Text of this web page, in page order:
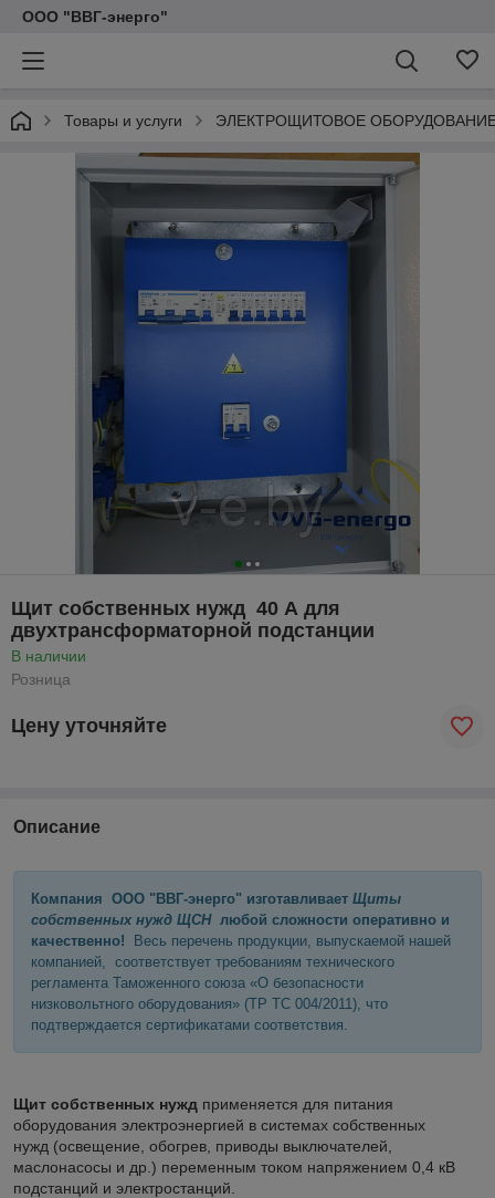
ООО "ВВГ-энерго"
Товары и услуги ЭЛЕКТРОЩИТОВОЕ
Щит собственных нужд 40 А для
двухтрансформаторной подстанции
В наличии
Розница
Цену уточняйте
Описание
Компания ООО "ВВГ-энерго" изготавливает Щиты
собственных нужд ЩСН любой сложности оперативно и
качественно! Весь перечень продукции, выпускаемой нашей
компанией, соответствует требованиям технического
регламента Таможенного союза «О безопасности
низковольтного оборудования» (ТР ТС 004/2011), что
подтверждается сертификатами соответствия.
Щит собственных нужд применяется для питания
оборудования электроэнергией в системах собственных
нужд (освещение, обогрев, приводы выключателей,
маслонасосы и др.) переменным током напряжением 0,4 кВ
подстанций и электростанций.